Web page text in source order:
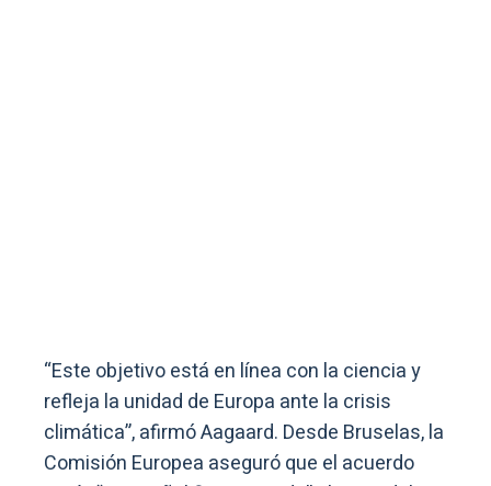
“Este objetivo está en línea con la ciencia y
refleja la unidad de Europa ante la crisis
climática”, afirmó Aagaard. Desde Bruselas, la
Comisión Europea aseguró que el acuerdo